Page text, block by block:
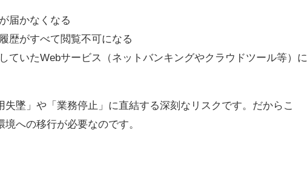
届かなくなる
歴がすべて閲覧不可になる
ていたWebサービス（ネットバンキングやクラウドツール等）に
墜」や「業務停止」に直結する深刻なリスクです。だからこ
への移行が必要なのです。